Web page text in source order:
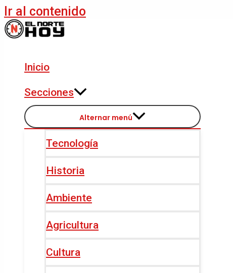
Ir al contenido
Inicio
Secciones
Alternar menú
Tecnología
Historia
Ambiente
Agricultura
Cultura